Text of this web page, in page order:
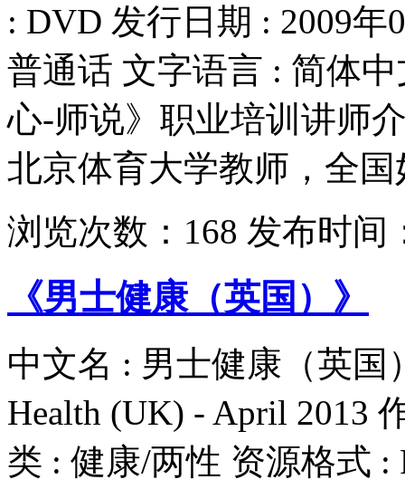
: DVD 发行日期 : 2009
普通话 文字语言 : 简体
心-师说》职业培训讲师
北京体育大学教师，全国
浏览次数： 168 发布时间
《男士健康（英国）》
中文名 : 男士健康（英国
Health (UK) - April 2013
类 : 健康/两性 资源格式 :